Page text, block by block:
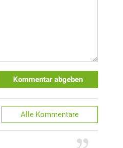
Kommentar abgeben
Alle Kommentare